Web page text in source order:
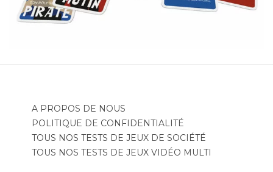
A PROPOS DE NOUS
POLITIQUE DE CONFIDENTIALITÉ
TOUS NOS TESTS DE JEUX DE SOCIÉTÉ
TOUS NOS TESTS DE JEUX VIDÉO MULTI